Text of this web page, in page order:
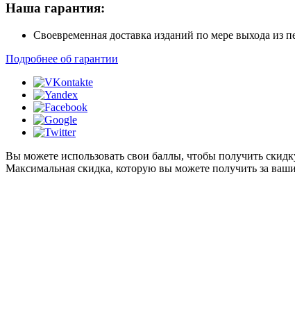
Наша гарантия:
Своевременная доставка изданий по мере выхода из
Подробнее об гарантии
Вы можете использовать свои баллы, чтобы получить
Максимальная скидка, которую вы можете получить за